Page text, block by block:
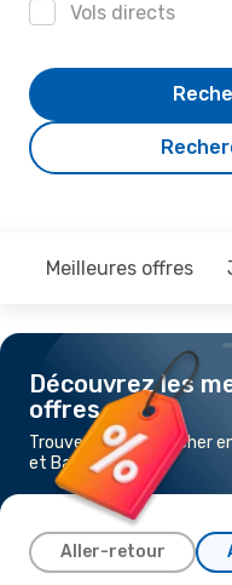
Vols directs
Meilleures offres
Découvrez les
offres
Trouvez un vol pas cher
et Bari
Aller-retour